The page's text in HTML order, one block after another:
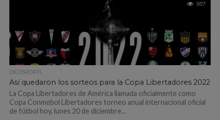
957
DICOSPORTS
Así quedaron los sorteos para la Copa Libertadores 2022
La Copa Libertadores de América llamada oficialmente como
Copa Conmebol Libertadores torneo anual internacional oficial
de fútbol hoy, lunes 20 de diciembre...